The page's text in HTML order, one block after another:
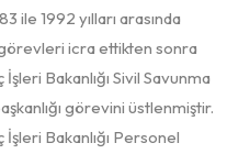
ile 1992 yılları arasında
icra ettikten sonra
İşleri Bakanlığı Sivil Savunma
görevini üstlenmiştir.
İşleri Bakanlığı Personel